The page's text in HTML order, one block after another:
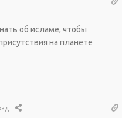
об исламе, чтобы
на планете